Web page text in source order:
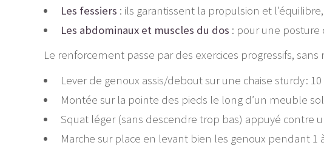
Les fessiers : ils garantissent la propulsion et
Les abdominaux et muscles du dos : pour une posture
Le renforcement passe par des exercices progressifs,
Lever de genoux assis/debout sur une chaise sturdy : 10
Montée sur la pointe des pieds le long d’un meuble
Squat léger (sans descendre trop bas) appuyé contre
Marche sur place en levant bien les genoux pendant 1